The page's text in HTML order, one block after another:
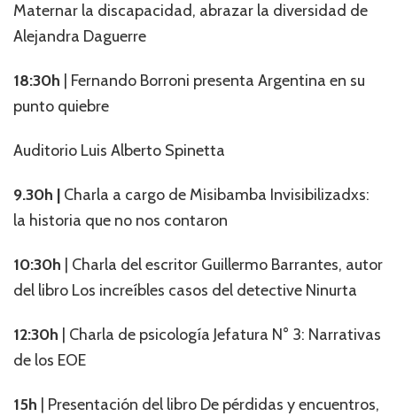
Maternar la discapacidad, abrazar la diversidad de
Alejandra Daguerre
18:30h
| Fernando Borroni presenta Argentina en su
punto quiebre
Auditorio Luis Alberto Spinetta
9.30h | Charla a cargo de Misibamba Invisibilizadxs:
la historia que no nos contaron
10:30h
| Charla del escritor Guillermo Barrantes, autor
del libro Los increíbles casos del detective Ninurta
12:30h | Charla de psicología Jefatura N° 3: Narrativas
de los EOE
15h | Presentación del libro De pérdidas y encuentros,